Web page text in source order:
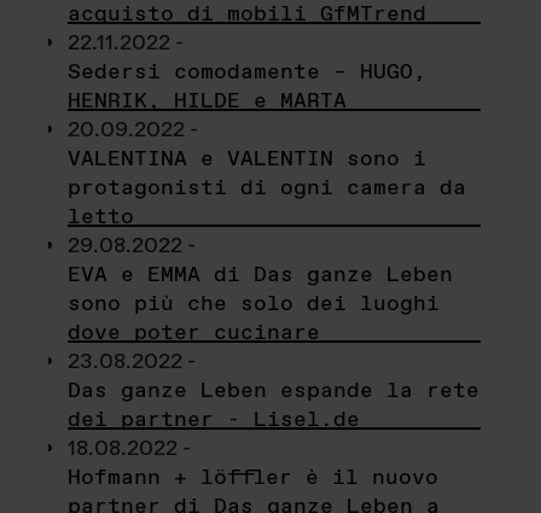
acquisto di mobili GfMTrend
22.11.2022 -
Sedersi comodamente – HUGO,
HENRIK, HILDE e MARTA
20.09.2022 -
VALENTINA e VALENTIN sono i
protagonisti di ogni camera da
letto
29.08.2022 -
EVA e EMMA di Das ganze Leben
sono più che solo dei luoghi
dove poter cucinare
23.08.2022 -
Das ganze Leben espande la rete
dei partner - Lisel.de
18.08.2022 -
Hofmann + löffler è il nuovo
partner di Das ganze Leben a